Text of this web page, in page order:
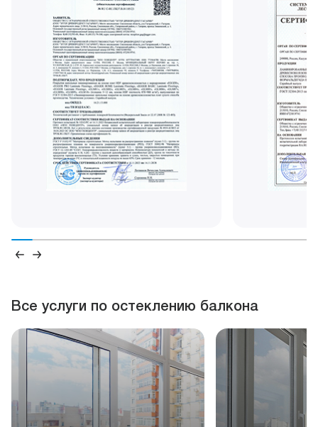
Все услуги по остеклению балкона